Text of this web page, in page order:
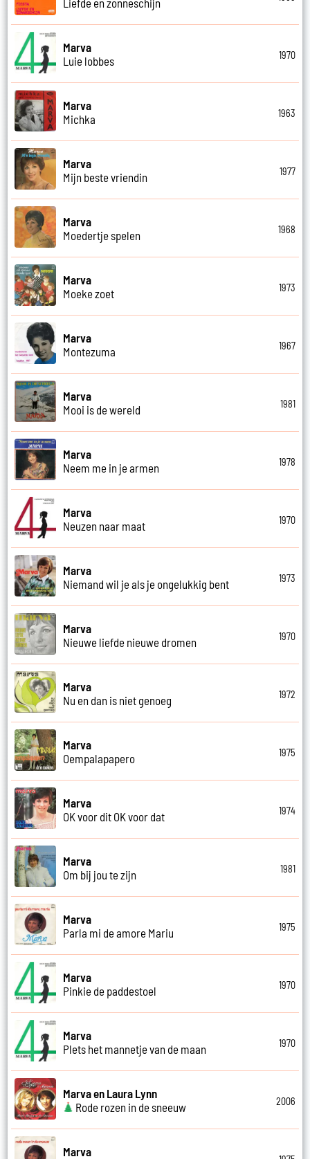
Marva
Luie lobbes
1970
Marva
Michka
1963
Marva
Mijn beste vriendin
1977
Marva
Moedertje spelen
1968
Marva
Moeke zoet
1973
Marva
Montezuma
1967
Marva
Mooi is de wereld
1981
Marva
Neem me in je armen
1978
Marva
Neuzen naar maat
1970
Marva
Niemand wil je als je ongelukkig bent
1973
Marva
Nieuwe liefde nieuwe dromen
1970
Marva
Nu en dan is niet genoeg
1972
Marva
Oempalapapero
1975
Marva
OK voor dit OK voor dat
1974
Marva
Om bij jou te zijn
1981
Marva
Parla mi de amore Mariu
1975
Marva
Pinkie de paddestoel
1970
Marva
Plets het mannetje van de maan
1970
Marva en Laura Lynn
Rode rozen in de sneeuw
2006
Marva